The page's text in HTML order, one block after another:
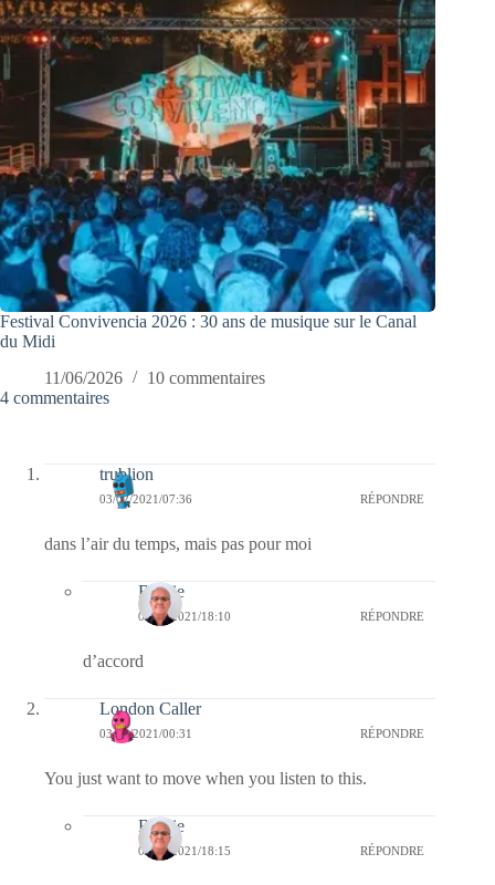
Festival Convivencia 2026 : 30 ans de musique sur le Canal
du Midi
11/06/2026
10 commentaires
4 commentaires
trublion
03/02/2021/07:36 RÉPONDRE
dans l’air du temps, mais pas pour moi
Bernie
03/02/2021/18:10 RÉPONDRE
d’accord
London Caller
03/02/2021/00:31 RÉPONDRE
You just want to move when you listen to this.
Bernie
03/02/2021/18:15 RÉPONDRE